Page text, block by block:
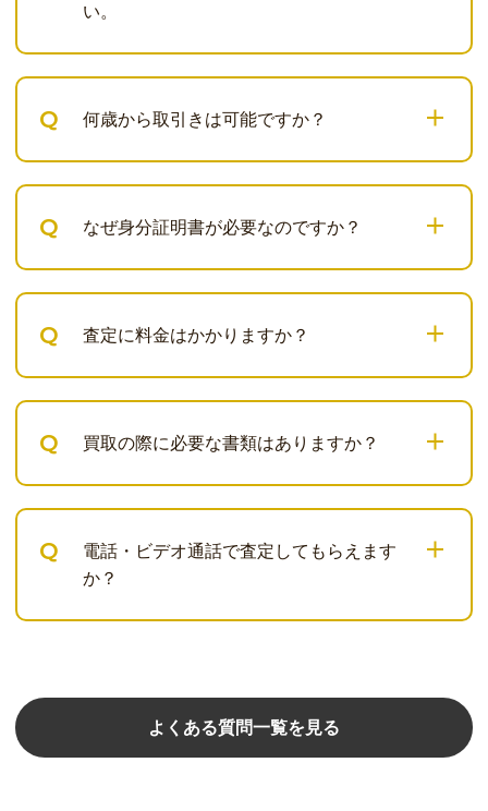
い。
Q 何歳から取引きは可能ですか？
Q なぜ身分証明書が必要なのですか？
Q 査定に料金はかかりますか？
Q 買取の際に必要な書類はありますか？
Q
電話・ビデオ通話で査定してもらえます
か？
よくある質問一覧を見る